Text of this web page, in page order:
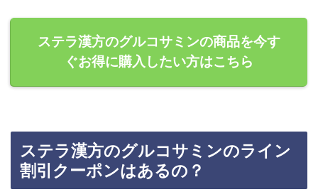
ステラ漢方のグルコサミンの商品を今す
ぐお得に購入したい方はこちら
ステラ漢方のグルコサミンのライン
割引クーポンはあるの？